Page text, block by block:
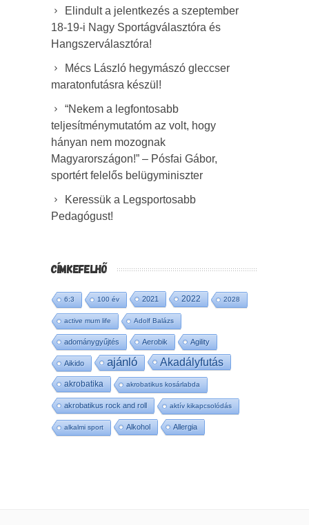
Elindult a jelentkezés a szeptember
18-19-i Nagy Sportágválasztóra és
Hangszerválasztóra!
Mécs László hegymászó gleccser
maratonfutásra készül!
“Nekem a legfontosabb
teljesítménymutatóm az volt, hogy
hányan nem mozognak
Magyarországon!” – Pósfai Gábor,
sportért felelős belügyminiszter
Keressük a Legsportosabb
Pedagógust!
CÍMKEFELHŐ
6:3 100 év 2021 2022 2028
active mum life Adolf Balázs
adománygyűjtés Aerobik Agility
Aikido ajánló Akadályfutás
akrobatika akrobatikus kosárlabda
akrobatikus rock and roll aktív kikapcsolódás
alkalmi sport Alkohol Allergia